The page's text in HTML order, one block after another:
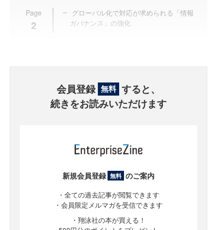
Page
2
グローバル化で対応が求められる「情報
ガバナンス」の強化
会員登録 無料 すると、
続きをお読みいただけます
新規会員登録 無料 のご案内
・全ての過去記事が閲覧できます
・会員限定メルマガを受信できます
・翔泳社の本が買える！